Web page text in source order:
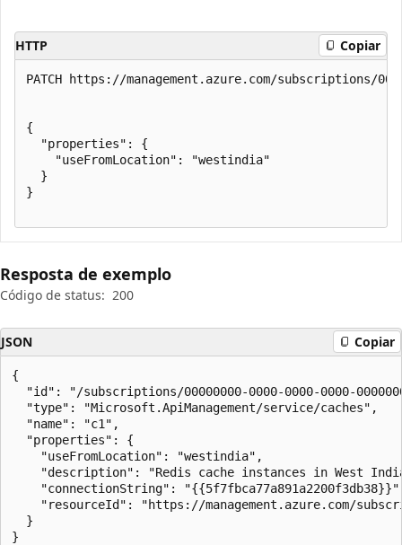
HTTP Copiar
PATCH https://management.azure.com/subscriptions/
{
  "properties": {
    "useFromLocation": "westindia"
  }
}
Resposta de exemplo
Código de status: 200
JSON Copiar
{
"id": "/subscriptions/00000000-0000-0000-0000-
  "type": "Microsoft.ApiManagement/service/caches",
  "name": "c1",
  "properties": {
    "useFromLocation": "westindia",
"description": "Redis cache instances in West
"connectionString":
"resourceId": "https://management.azure.com/
  }
}